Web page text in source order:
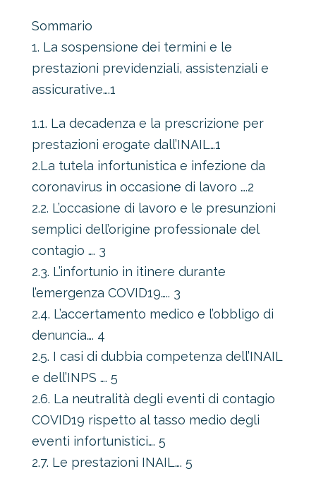
Sommario
1. La sospensione dei termini e le
prestazioni previdenziali, assistenziali e
assicurative….1
1.1. La decadenza e la prescrizione per
prestazioni erogate dall’INAIL…1
2.La tutela infortunistica e infezione da
coronavirus in occasione di lavoro ….2
2.2. L’occasione di lavoro e le presunzioni
semplici dell’origine professionale del
contagio …. 3
2.3. L’infortunio in itinere durante
l’emergenza COVID19….. 3
2.4. L’accertamento medico e l’obbligo di
denuncia…. 4
2.5. I casi di dubbia competenza dell’INAIL
e dell’INPS …. 5
2.6. La neutralità degli eventi di contagio
COVID19 rispetto al tasso medio degli
eventi infortunistici…. 5
2.7. Le prestazioni INAIL…. 5